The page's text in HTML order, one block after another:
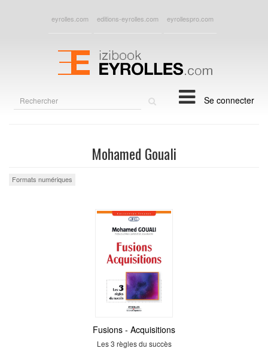
eyrolles.com editions-eyrolles.com eyrollespro.com
Se connecter
Mohamed Gouali
Formats numériques
Fusions - Acquisitions
Les 3 règles du succès